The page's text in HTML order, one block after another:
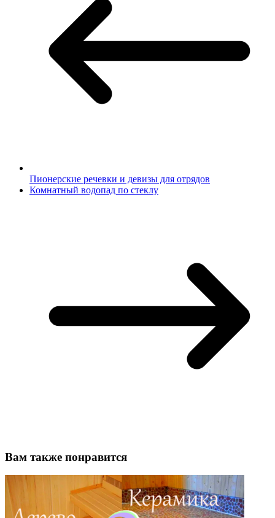
Пионерские речевки и девизы для отрядов
Комнатный водопад по стеклу
Вам также понравится